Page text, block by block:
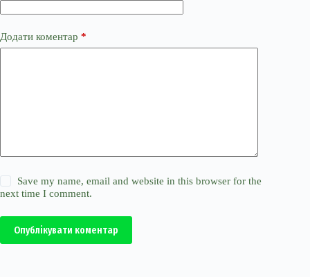
Додати коментар *
Save my name, email and website in this browser for the
next time I comment.
Опублікувати коментар